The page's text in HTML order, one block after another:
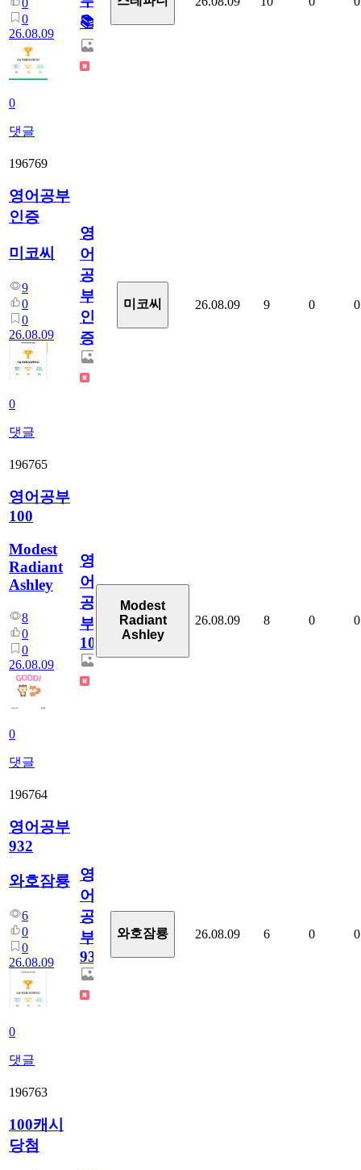
0
26.08.09
0
댓글
📚
196769
영어공부
인증
미코씨
9
0
0
26.08.09
0
댓글
영
어
공
부
인
증
미코씨 26.08.09 9 0 0
196765
영어공부
100
Modest
Radiant
Ashley
8
0
0
26.08.09
0
댓글
영
어
공
부
100
Modest
Radiant
Ashley
26.08.09 8 0 0
196764
영어공부
932
와호잠룡
6
0
0
26.08.09
0
댓글
영
어
공
부
932
와호잠룡 26.08.09 6 0 0
196763
100캐시
당첨